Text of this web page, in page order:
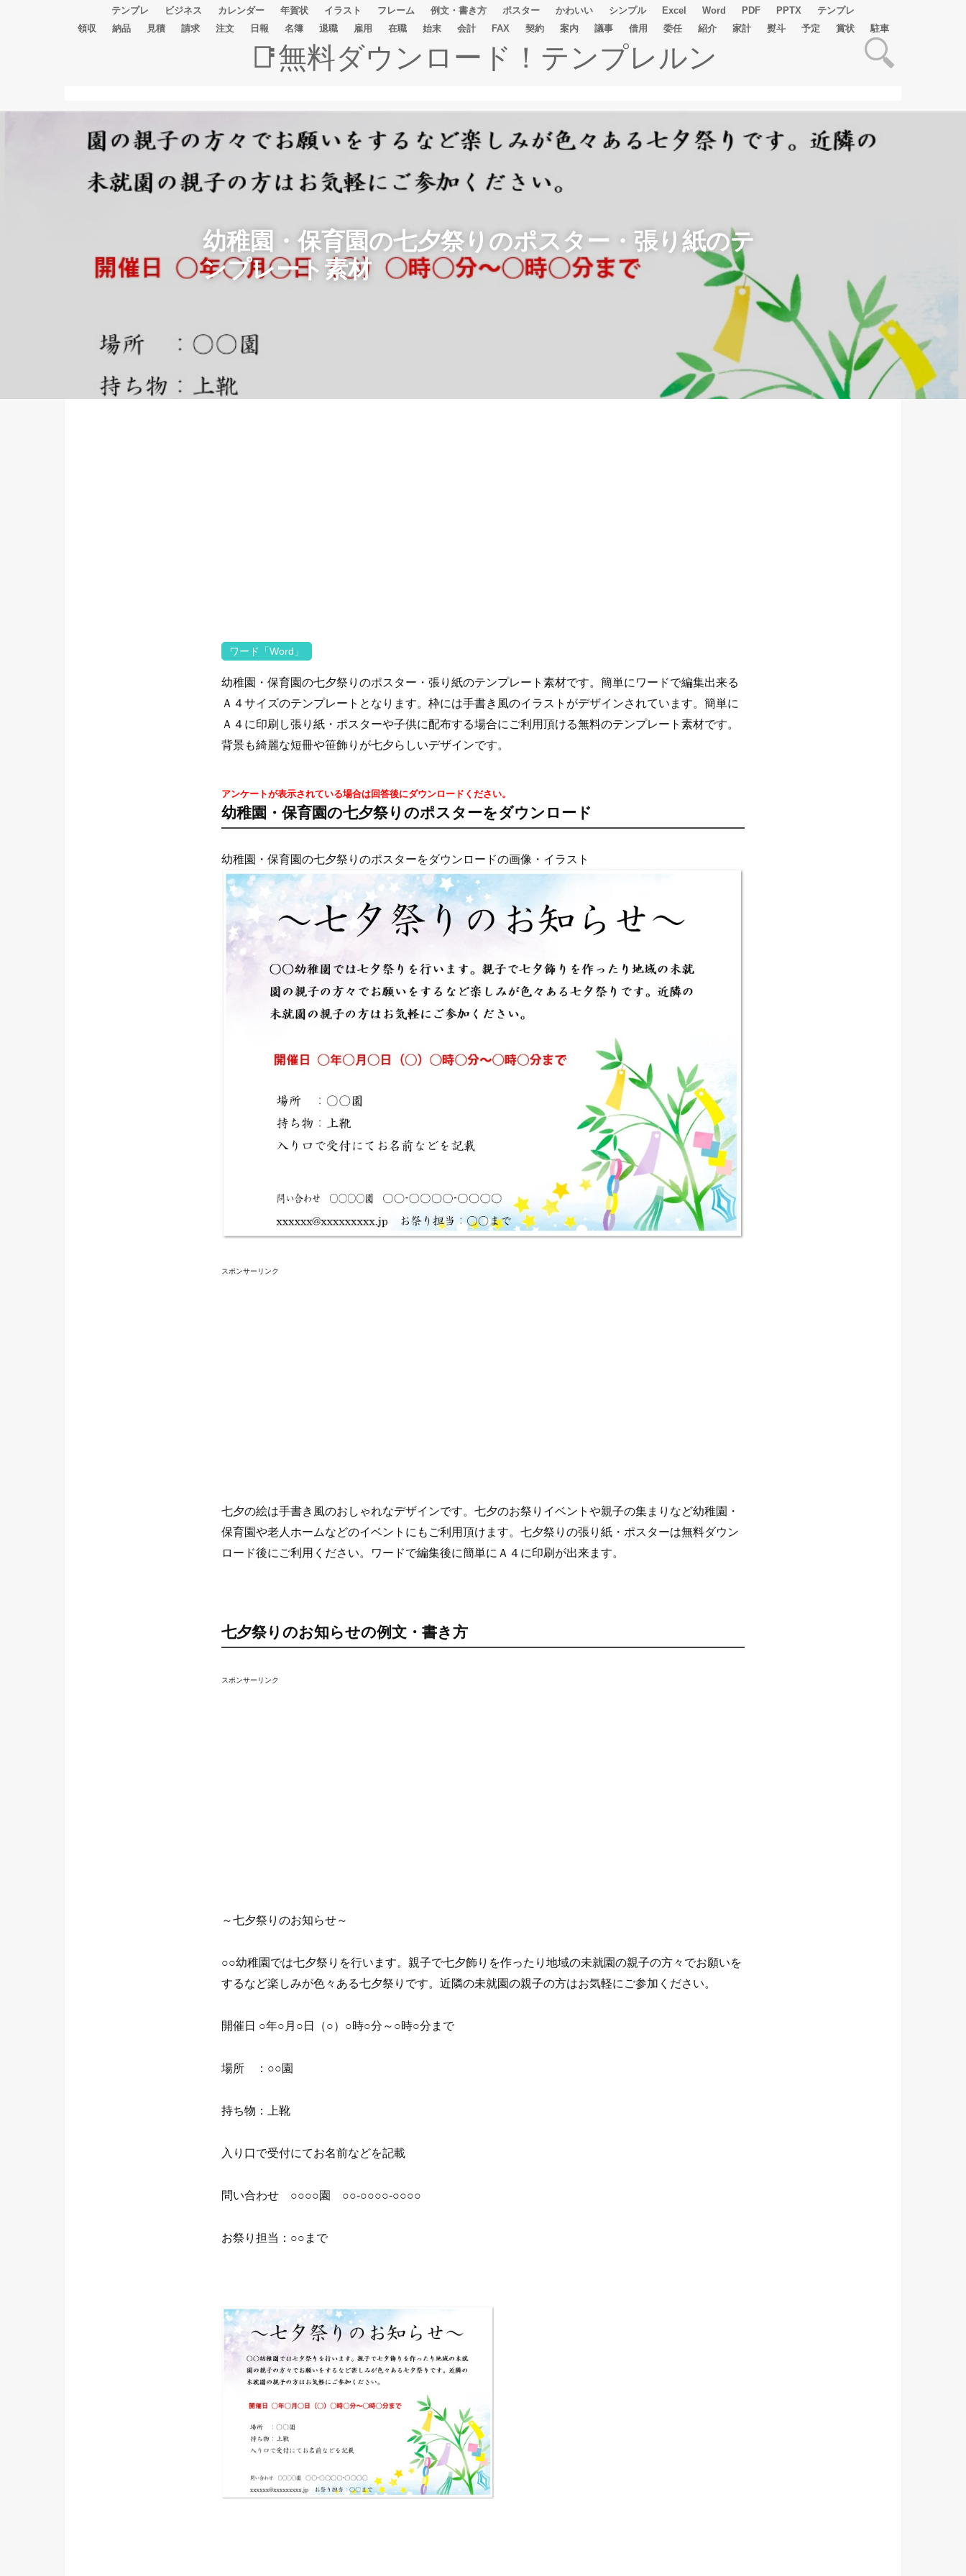
テンプレ ビジネス カレンダー 年賀状 イラスト フレーム 例文・書き方 ポスター かわいい シンプル Excel Word PDF PPTX
テンプレ
領収
納品 見積 請求 注文 日報 名簿 退職 雇用 在職 始末 会計 FAX 契約 案内 議事 借用 委任 紹介 家計 熨斗 予定 賞状 駐車
📑無料ダウンロード！テンプレルン
幼稚園・保育園の七夕祭りのポスター・張り紙のテ
ンプレート素材
ワード「Word」
幼稚園・保育園の七夕祭りのポスター・張り紙のテンプレート素材です。簡単にワードで編集出来る
Ａ４サイズのテンプレートとなります。枠には手書き風のイラストがデザインされています。簡単に
Ａ４に印刷し張り紙・ポスターや子供に配布する場合にご利用頂ける無料のテンプレート素材です。
背景も綺麗な短冊や笹飾りが七夕らしいデザインです。
アンケートが表示されている場合は回答後にダウンロードください。
幼稚園・保育園の七夕祭りのポスターをダウンロード
幼稚園・保育園の七夕祭りのポスターをダウンロードの画像・イラスト
スポンサーリンク
七夕の絵は手書き風のおしゃれなデザインです。七夕のお祭りイベントや親子の集まりなど幼稚園・
保育園や老人ホームなどのイベントにもご利用頂けます。七夕祭りの張り紙・ポスターは無料ダウン
ロード後にご利用ください。ワードで編集後に簡単にＡ４に印刷が出来ます。
七夕祭りのお知らせの例文・書き方
スポンサーリンク
～七夕祭りのお知らせ～
○○幼稚園では七夕祭りを行います。親子で七夕飾りを作ったり地域の未就園の親子の方々でお願いを
するなど楽しみが色々ある七夕祭りです。近隣の未就園の親子の方はお気軽にご参加ください。
開催日 ○年○月○日（○）○時○分～○時○分まで
場所 ：○○園
持ち物：上靴
入り口で受付にてお名前などを記載
問い合わせ ○○○○園 ○○-○○○○-○○○○
お祭り担当：○○まで